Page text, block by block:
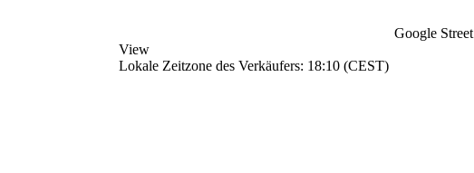
Google Street
View
Lokale Zeitzone des Verkäufers: 18:10 (CEST)